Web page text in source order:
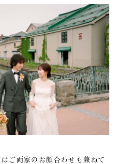
ご両家のお顔合わせも兼ねて